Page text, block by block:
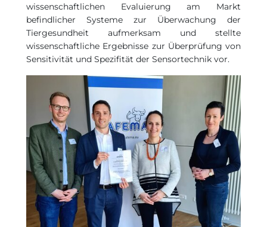
wissenschaftlichen Evaluierung am Markt
befindlicher Systeme zur Überwachung der
Tiergesundheit aufmerksam und stellte
wissenschaftliche Ergebnisse zur Überprüfung von
Sensitivität und Spezifität der Sensortechnik vor.